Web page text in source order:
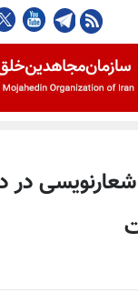
در